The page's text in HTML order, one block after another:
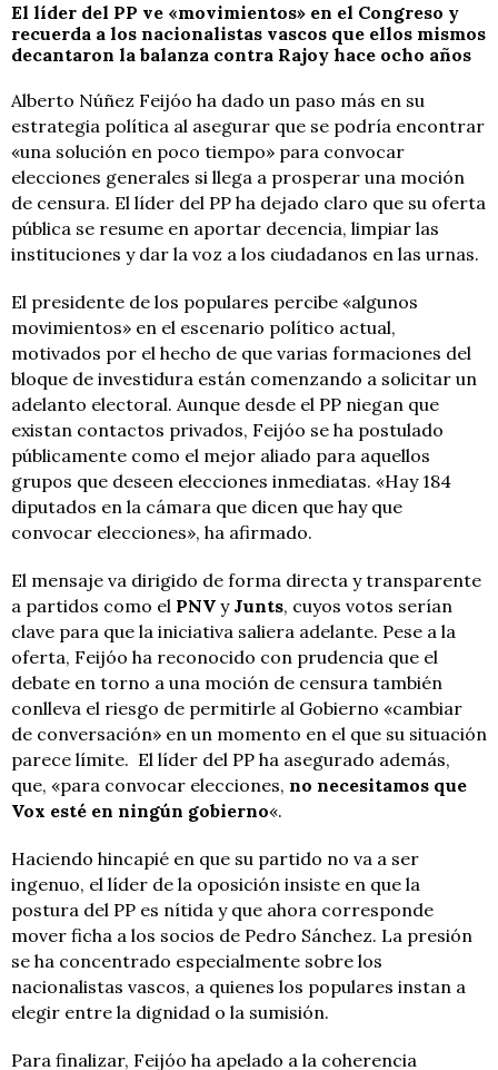
El líder del PP ve «movimientos» en el Congreso y
recuerda a los nacionalistas vascos que ellos mismos
decantaron la balanza contra Rajoy hace ocho años
Alberto Núñez Feijóo ha dado un paso más en su
estrategia política al asegurar que se podría encontrar
«una solución en poco tiempo» para convocar
elecciones generales si llega a prosperar una moción
de censura. El líder del PP ha dejado claro que su oferta
pública se resume en aportar decencia, limpiar las
instituciones y dar la voz a los ciudadanos en las urnas.
El presidente de los populares percibe «algunos
movimientos» en el escenario político actual,
motivados por el hecho de que varias formaciones del
bloque de investidura están comenzando a solicitar un
adelanto electoral. Aunque desde el PP niegan que
existan contactos privados, Feijóo se ha postulado
públicamente como el mejor aliado para aquellos
grupos que deseen elecciones inmediatas. «Hay 184
diputados en la cámara que dicen que hay que
convocar elecciones», ha afirmado.
El mensaje va dirigido de forma directa y transparente
a partidos como el PNV y Junts, cuyos votos serían
clave para que la iniciativa saliera adelante. Pese a la
oferta, Feijóo ha reconocido con prudencia que el
debate en torno a una moción de censura también
conlleva el riesgo de permitirle al Gobierno «cambiar
de conversación» en un momento en el que su situación
parece límite. El líder del PP ha asegurado además,
que, «para convocar elecciones, no necesitamos que
Vox esté en ningún gobierno«.
Haciendo hincapié en que su partido no va a ser
ingenuo, el líder de la oposición insiste en que la
postura del PP es nítida y que ahora corresponde
mover ficha a los socios de Pedro Sánchez. La presión
se ha concentrado especialmente sobre los
nacionalistas vascos, a quienes los populares instan a
elegir entre la dignidad o la sumisión.
Para finalizar, Feijóo ha apelado a la coherencia